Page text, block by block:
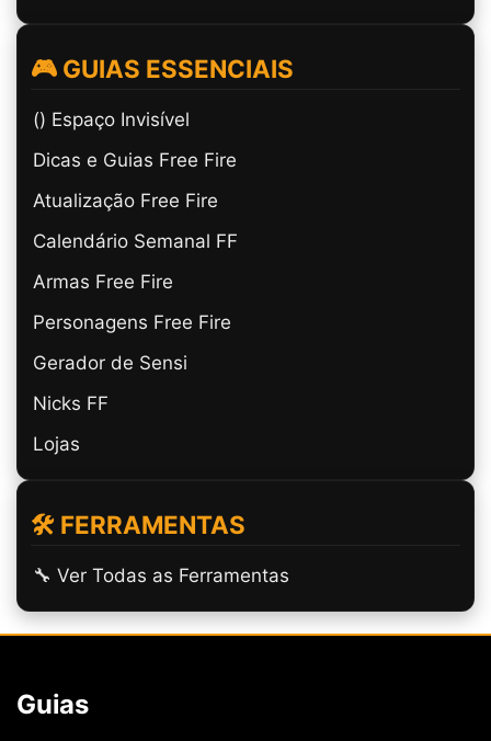
🎮 GUIAS ESSENCIAIS
(ㅤ) Espaço Invisível
Dicas e Guias Free Fire
Atualização Free Fire
Calendário Semanal FF
Armas Free Fire
Personagens Free Fire
Gerador de Sensi
Nicks FF
Lojas
🛠️ FERRAMENTAS
🔧 Ver Todas as Ferramentas
Guias